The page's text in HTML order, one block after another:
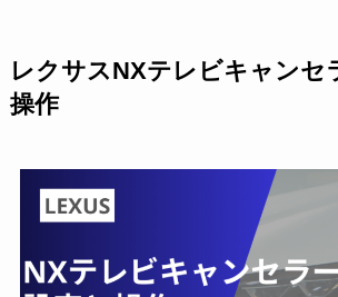
レクサスNXテレビキャンセ
操作